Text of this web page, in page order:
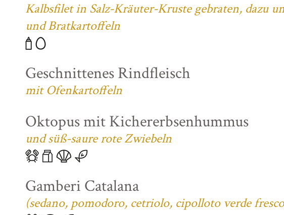
Kalbsfilet in Salz-Kräuter-Kruste gebraten, dazu
und Bratkartoffeln
Geschnittenes Rindfleisch
mit Ofenkartoffeln
Oktopus mit Kichererbsenhummus
und süß-saure rote Zwiebeln
Gamberi Catalana
(sedano, pomodoro, cetriolo, cipolloto verde